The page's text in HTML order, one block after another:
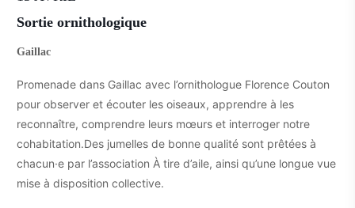
Sortie ornithologique
Gaillac
Promenade dans Gaillac avec l’ornithologue Florence Couton
pour observer et écouter les oiseaux, apprendre à les
reconnaître, comprendre leurs mœurs et interroger notre
cohabitation.Des jumelles de bonne qualité sont prêtées à
chacun·e par l’association À tire d’aile, ainsi qu’une longue vue
mise à disposition collective.